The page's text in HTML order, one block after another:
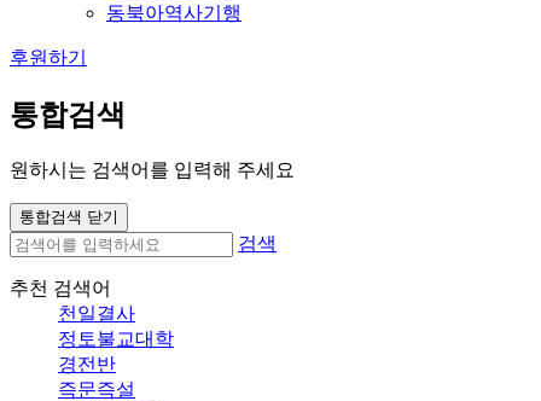
동북아역사기행
후원하기
통합검색
원하시는 검색어를 입력해 주세요
통합검색 닫기
검색
추천 검색어
천일결사
정토불교대학
경전반
즉문즉설